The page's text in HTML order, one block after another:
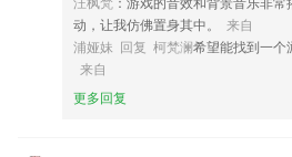
2.优异教师介绍，视屏展现，
3.找不同游戏，从两幅到多幅相同的2265
4.小班直播授课，满足家长精细化需求。
可随时和老师打字或视频交流互动，表现
动，让我仿佛置身其中。
来自
浦娅妹 回复 柯梵澜希望能找到一个
来自
更多回复